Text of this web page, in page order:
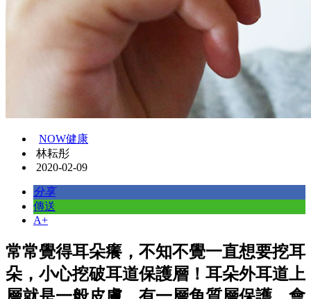
NOW健康
林耘彤
2020-02-09
分享
傳送
A+
常常覺得耳朵癢，不知不覺一直想要挖耳
朵，小心挖破耳道保護層！耳朵外耳道上